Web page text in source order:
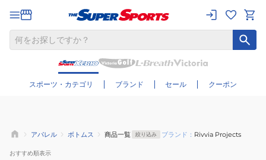
スポーツ・カテゴリ ブランド セール クーポン
さらに絞り込む
アパレル ボトムス 商品一覧 絞り込み ブランド： Rivvia Projects
おすすめ順表示